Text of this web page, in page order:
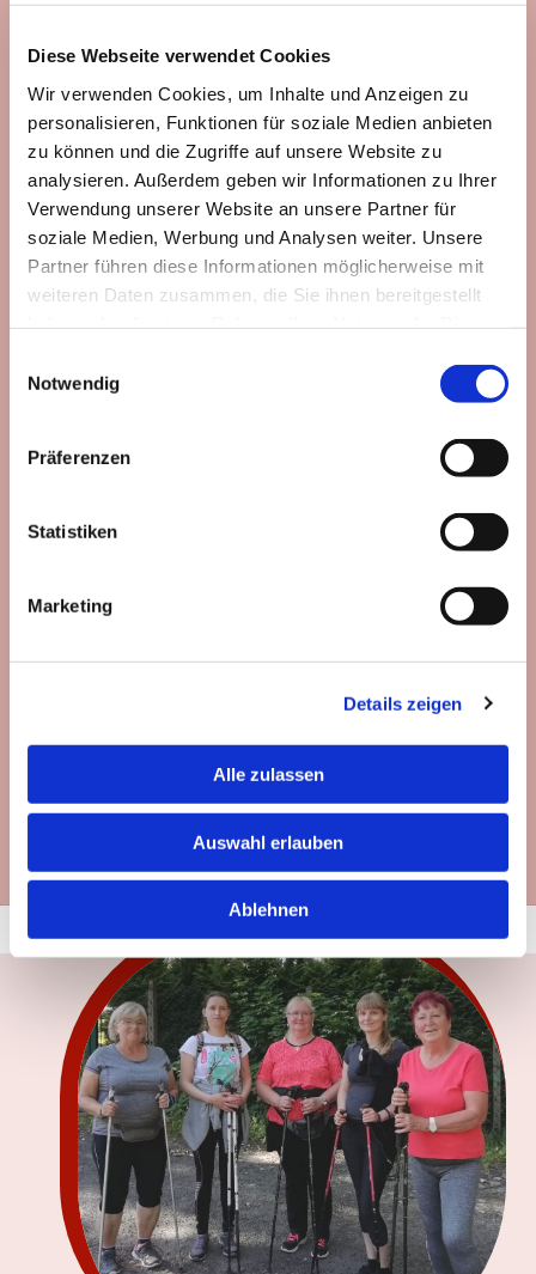
Diese Webseite verwendet Cookies
Wir verwenden Cookies, um Inhalte und Anzeigen zu
personalisieren, Funktionen für soziale Medien anbieten
zu können und die Zugriffe auf unsere Website zu
analysieren. Außerdem geben wir Informationen zu Ihrer
Verwendung unserer Website an unsere Partner für
soziale Medien, Werbung und Analysen weiter. Unsere
Partner führen diese Informationen möglicherweise mit
weiteren Daten zusammen, die Sie ihnen bereitgestellt
Notwendig
Präferenzen
Statistiken
Marketing
Details zeigen
Alle zulassen
Auswahl erlauben
Ablehnen
In folgenden Bereichen sind wir tätig:
Unsere Projekte